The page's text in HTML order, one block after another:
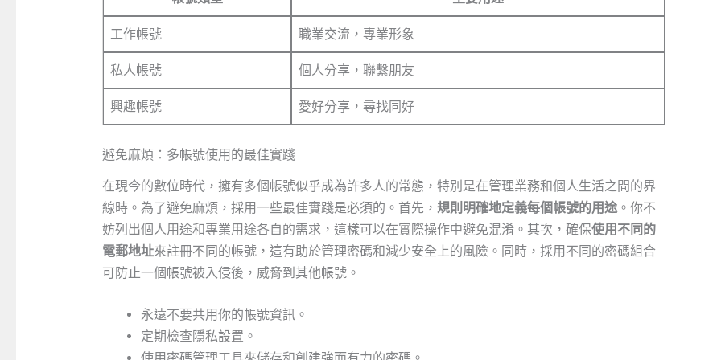
工作帳號 職業交流，專業形象
私人帳號 個人分享，聯繫朋友
興趣帳號 愛好分享，尋找同好
避免麻煩：多帳號使用的最佳實踐
在現今的數位時代，擁有多個帳號似乎成為許多人的常態，特別是在管理業務和個人生活之間的界
線時。為了避免麻煩，採用一些最佳實踐是必須的。首先， 規則明確地定義每個帳號的用途。你不
妨列出個人用途和專業用途各自的需求，這樣可以在實際操作中避免混淆。其次，確保使用不同的
電郵地址來註冊不同的帳號，這有助於管理密碼和減少安全上的風險。同時，採用不同的密碼組合
可防止一個帳號被入侵後，威脅到其他帳號。
永遠不要共用你的帳號資訊。
定期檢查隱私設置。